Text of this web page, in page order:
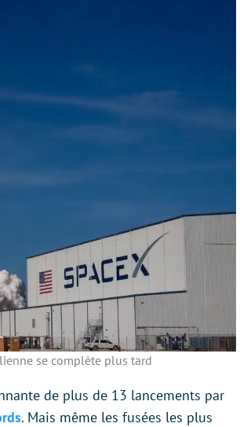
se complète plus tard
de plus de 13 lancements par
. Mais même les fusées les plus